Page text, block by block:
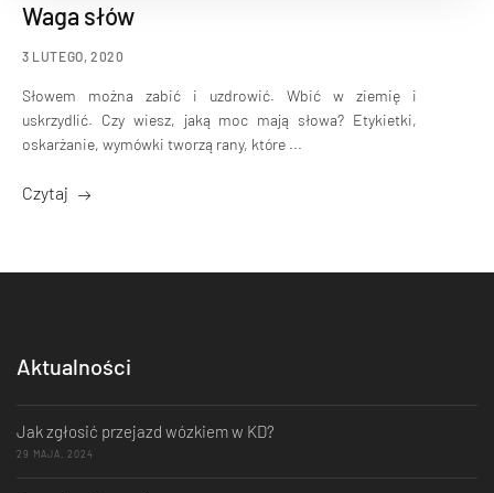
Waga słów
3 LUTEGO, 2020
Słowem można zabić i uzdrowić. Wbić w ziemię i
uskrzydlić. Czy wiesz, jaką moc mają słowa? Etykietki,
oskarżanie, wymówki tworzą rany, które ...
Czytaj
Aktualności
Jak zgłosić przejazd wózkiem w KD?
29 MAJA, 2024